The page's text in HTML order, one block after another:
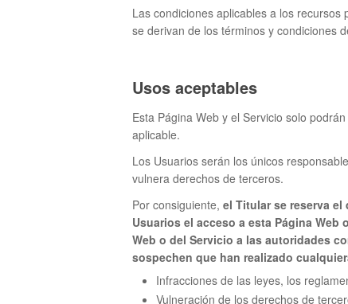
Las condiciones aplicables a los
se derivan de los términos y condiciones
Usos aceptables
Esta Página Web y el Servicio solo
aplicable.
Los Usuarios serán los únicos
vulnera derechos de terceros.
Por consiguiente, el Titular se reserva
Usuarios el acceso a esta Página
Web o del Servicio a las autoridades
sospechen que han realizado
Infracciones de las leyes, los
Vulneración de los derechos de